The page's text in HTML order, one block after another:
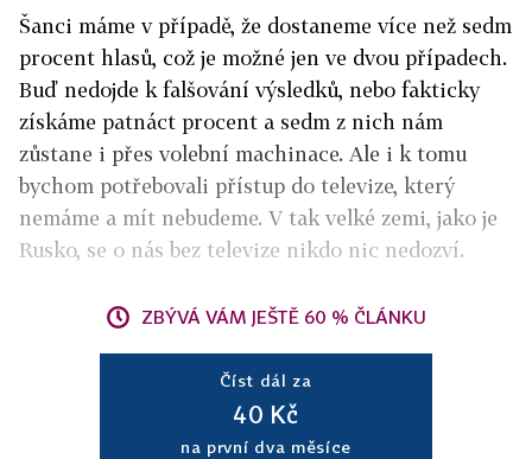
Šanci máme v případě, že dostaneme více než sedm
procent hlasů, což je možné jen ve dvou případech.
Buď nedojde k falšování výsledků, nebo fakticky
získáme patnáct procent a sedm z nich nám
zůstane i přes volební machinace. Ale i k tomu
bychom potřebovali přístup do televize, který
nemáme a mít nebudeme. V tak velké zemi, jako je
Rusko, se o nás bez televize nikdo nic nedozví.
ZBÝVÁ VÁM JEŠTĚ 60 % ČLÁNKU
Číst dál za
40 Kč
na první dva měsíce